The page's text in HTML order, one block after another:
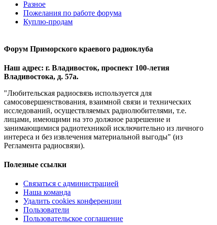
Разное
Пожелания по работе форума
Куплю-продам
Форум Приморского краевого радиоклуба
Наш адрес: г. Владивосток, проспект 100-летия
Владивостока, д. 57а.
"Любительская радиосвязь используется для
самосовершенствования, взаимной связи и технических
исследований, осуществляемых радиолюбителями, т.е.
лицами, имеющими на это должное разрешение и
занимающимися радиотехникой исключительно из личного
интереса и без извлечения материальной выгоды" (из
Регламента радиосвязи).
Полезные ссылки
Связаться с администрацией
Наша команда
Удалить cookies конференции
Пользователи
Пользовательское соглашение